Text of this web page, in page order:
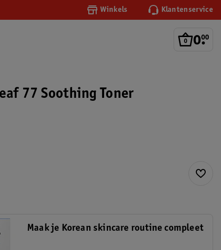
Winkels Klantenservice
0.
00
77 Soothing Toner
Maak je Korean skincare routine compleet